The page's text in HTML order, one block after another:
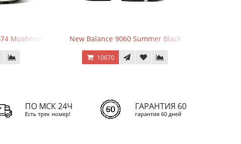
9060 Summer Black
10670
Кроссовки New Balance 574 Grey
9970
ПО МСК 24Ч
Есть трек номер!
ГАРАНТИЯ 60
гарантия 60 дней